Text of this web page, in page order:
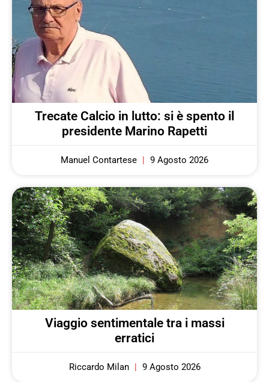
Trecate Calcio in lutto: si è spento il
presidente Marino Rapetti
Manuel Contartese 9 Agosto 2026
Viaggio sentimentale tra i massi
erratici
Riccardo Milan 9 Agosto 2026